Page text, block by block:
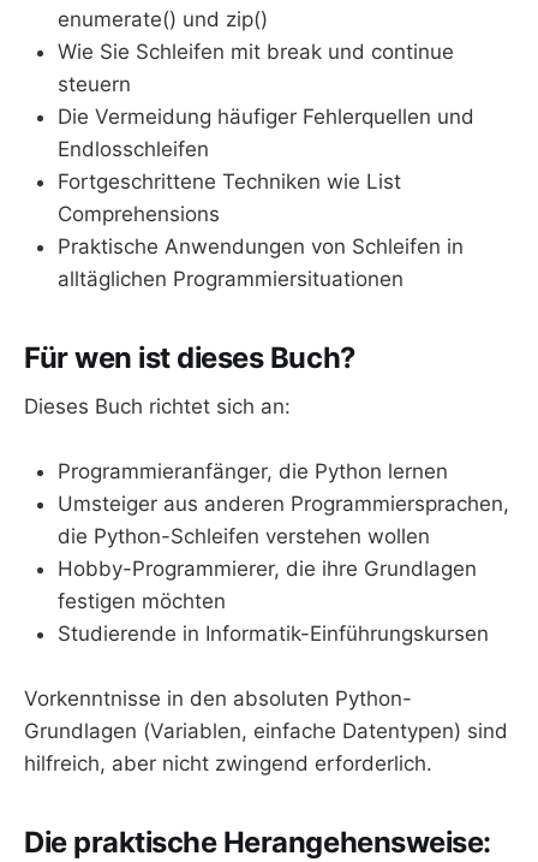
enumerate() und zip()
Wie Sie Schleifen mit break und continue
steuern
Die Vermeidung häufiger Fehlerquellen und
Endlosschleifen
Fortgeschrittene Techniken wie List
Comprehensions
Praktische Anwendungen von Schleifen in
alltäglichen Programmiersituationen
Für wen ist dieses Buch?
Dieses Buch richtet sich an:
Programmieranfänger, die Python lernen
Umsteiger aus anderen Programmiersprachen,
die Python-Schleifen verstehen wollen
Hobby-Programmierer, die ihre Grundlagen
festigen möchten
Studierende in Informatik-Einführungskursen
Vorkenntnisse in den absoluten Python-
Grundlagen (Variablen, einfache Datentypen) sind
hilfreich, aber nicht zwingend erforderlich.
Die praktische Herangehensweise: